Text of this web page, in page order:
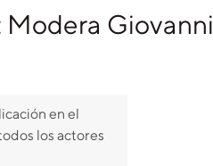
Modera Giovanni
en el
los actores